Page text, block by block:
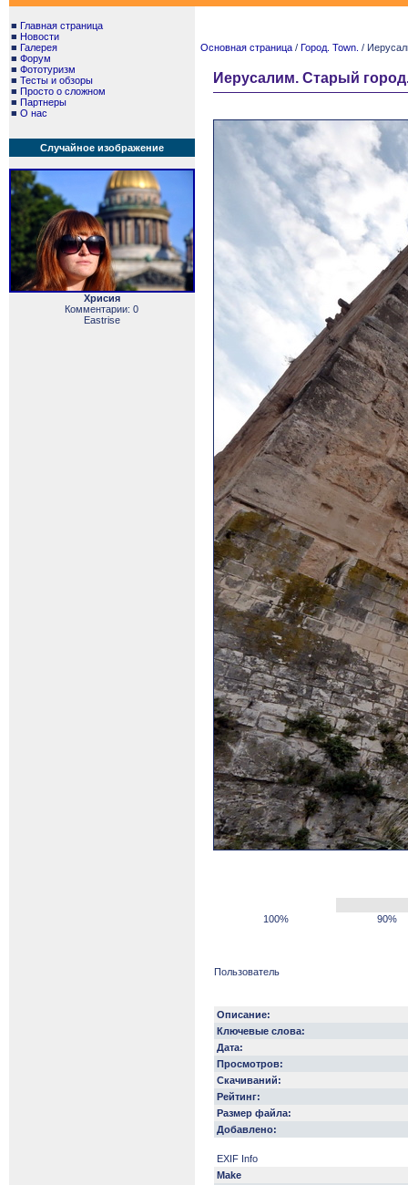
■ Главная страница
■ Новости
■ Галерея
■ Форум
■ Фототуризм
■ Тесты и обзоры
■ Просто о сложном
■ Партнеры
■ О нас
Случайное изображение
Хрисия
Комментарии: 0
Eastrise
Основная страница / Город. Town. /
Иерусалим. Старый
100% 90%
Пользователь
Описание:
Ключевые слова:
Дата:
Просмотров:
Скачиваний:
Рейтинг:
Размер файла:
Добавлено:
EXIF Info
Make